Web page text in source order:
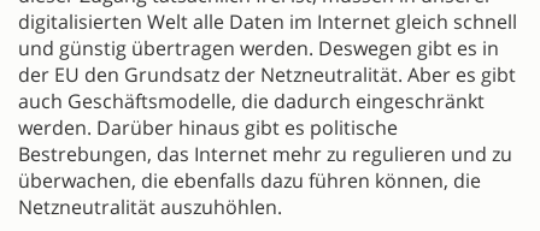
digitalisierten Welt alle Daten im Internet gleich schnell
und günstig übertragen werden. Deswegen gibt es in
der EU den Grundsatz der Netzneutralität. Aber es gibt
auch Geschäftsmodelle, die dadurch eingeschränkt
werden. Darüber hinaus gibt es politische
Bestrebungen, das Internet mehr zu regulieren und zu
überwachen, die ebenfalls dazu führen können, die
Netzneutralität auszuhöhlen.